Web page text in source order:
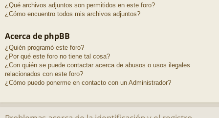
¿Qué archivos adjuntos son permitidos en este foro?
¿Cómo encuentro todos mis archivos adjuntos?
Acerca de phpBB
¿Quién programó este foro?
¿Por qué este foro no tiene tal cosa?
¿Con quién se puede contactar acerca de abusos o usos ilegales
relacionados con este foro?
¿Cómo puedo ponerme en contacto con un Administrador?